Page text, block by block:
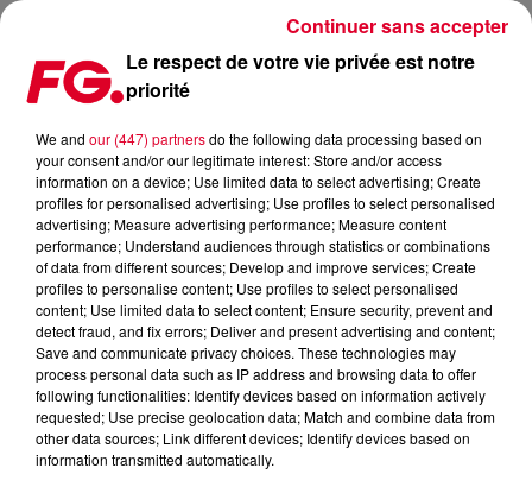
DJ SNAKE DÉVOILE LE SUBLIME PARADISE AVEC BIPOLAR SUNSHINE
Publié : 23 mai 2025 à 17h41 par Jean-Baptiste BLANDIN
Le respect de votre vie privée est notre
priorité
We and our (447) partnersdo the following data processing based on
your consent and/or our legitimate interest: Store and/or access
information on a device; Use limited data to select advertising; Create
profiles for personalised advertising; Use profiles to select personalised
advertising; Measure advertising performance; Measure content
performance; Understand audiences through statistics or combinations
of data from different sources; Develop and improve services; Create
profiles to personalise content; Use profiles to select personalised
content; Use limited data to select content; Ensure security, prevent and
detect fraud, and fix errors; Deliver and present advertising and content;
Save and communicate privacy choices. These technologies may
process personal data such as IP address and browsing data to offer
following functionalities: Identify devices based on information actively
requested; Use precise geolocation data; Match and combine data from
other data sources; Link different devices; Identify devices based on
information transmitted automatically.
Continuer sans accepter